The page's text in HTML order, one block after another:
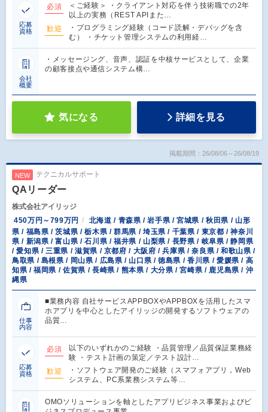
応募
資格
必須
＜ご経験＞ ・クライアント対応を伴う技術職での2年
以上の実務（REST APIまた…
歓迎
・プログラミング経験（コード読解・デバッグを含
む） ・チケット管理システムの利用経…
会社
概要
・メッセージング、音声、認証を中核サービスとして、企業
の顧客接点や通信システム構…
気になる 詳細を見る
掲載期間：26/08/06～26/08/19
NEW テクニカルサポート
QAリーダー
株式会社アイリッジ
450万円～799万円
北海道 / 青森県 / 岩手県 / 宮城県 / 秋田県 / 山形
県 / 福島県 / 茨城県 / 栃木県 / 群馬県 / 埼玉県 / 千葉県 / 東京都 / 神奈川
県 / 新潟県 / 富山県 / 石川県 / 福井県 / 山梨県 / 長野県 / 岐阜県 / 静岡県
/ 愛知県 / 三重県 / 滋賀県 / 京都府 / 大阪府 / 兵庫県 / 奈良県 / 和歌山県 /
鳥取県 / 島根県 / 岡山県 / 広島県 / 山口県 / 徳島県 / 香川県 / 愛媛県 / 高
知県 / 福岡県 / 佐賀県 / 長崎県 / 熊本県 / 大分県 / 宮崎県 / 鹿児島県 / 沖
縄県
仕事
内容
■業務内容 自社サービスAPPBOXやAPPBOXを活用したスマ
ホアプリを中心としたアイリッジの開発するソフトウェアの
品質…
応募
資格
必須
以下のいずれかのご経験 ・品質管理／品質保証業務経
験 ・テスト計画の策定／テスト設計…
歓迎
・ソフトウェア開発のご経験（スマフォアプリ，Web
システム、PC系業務システム等…
OMOソリューションを軸としたアプリビジネス事業およびビ